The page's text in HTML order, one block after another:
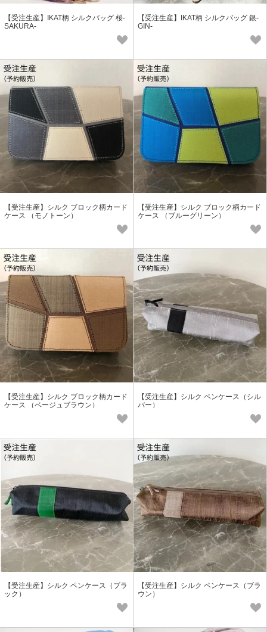
【受注生産】IKAT柄 シルクバッグ 桜-
SAKURA-
【受注生産】IKAT柄 シルクバッグ 銀-
GIN-
【受注生産】シルク ブロック柄カード
ケース （モノトーン）
【受注生産】シルク ブロック柄カード
ケース （ブルーグリーン）
【受注生産】シルク ブロック柄カード
ケース （ベージュブラウン）
【受注生産】シルク ペンケース（シル
バー）
【受注生産】シルク ペンケース（ブラ
ック）
【受注生産】シルク ペンケース（ブラ
ウン）